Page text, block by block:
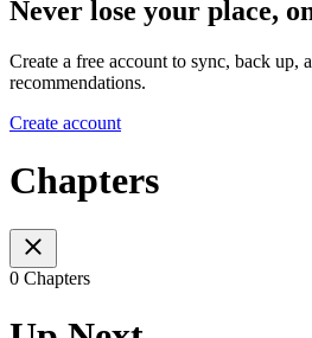
Never lose your place,
Create a free account to sync, back up,
recommendations.
Create account
Chapters
0 Chapters